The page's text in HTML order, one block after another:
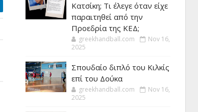
Κατσίκη; Τι έλεγε όταν είχε
παραιτηθεί από την
Προεδρία της ΚΕΔ;
greekhandball.com
Nov 16,
2025
Σπουδαίο διπλό του Κιλκίς
επί του Δούκα
greekhandball.com
Nov 16,
2025